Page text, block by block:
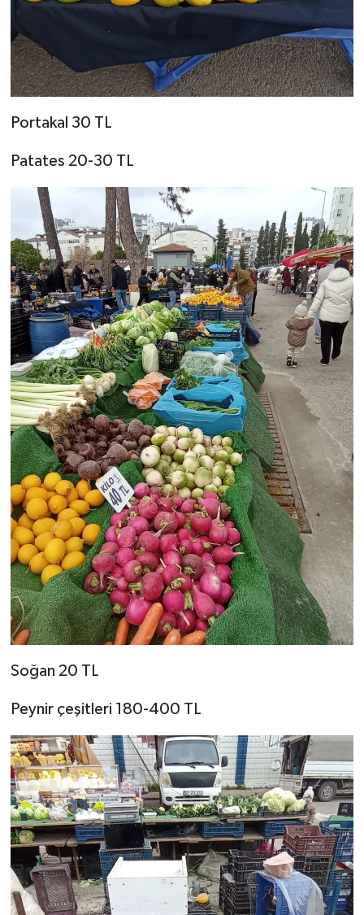
Portakal 30 TL
Patates 20-30 TL
Soğan 20 TL
Peynir çeşitleri 180-400 TL